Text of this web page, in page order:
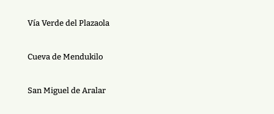
Vía Verde del Plazaola
Cueva de Mendukilo
San Miguel de Aralar